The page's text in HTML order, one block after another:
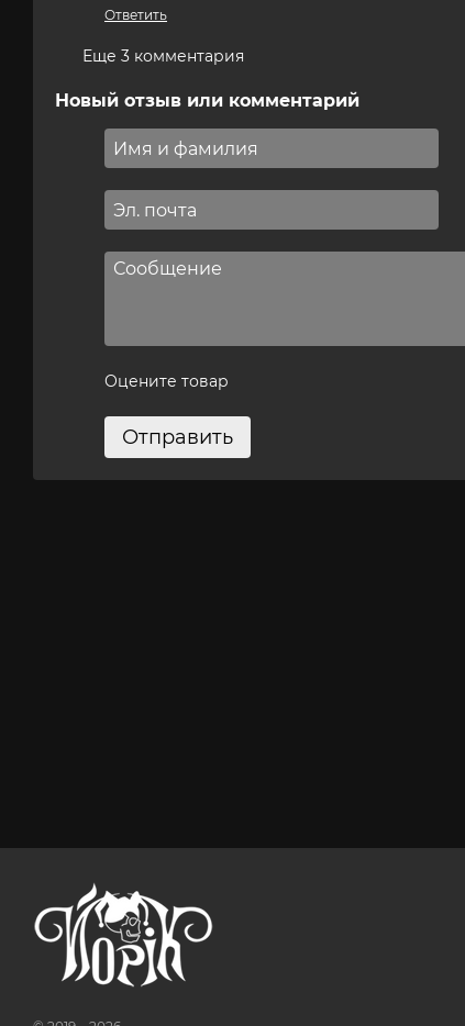
Ответить
Еще 3 комментария
Новый отзыв или комментарий
Оцените товар
Отправить